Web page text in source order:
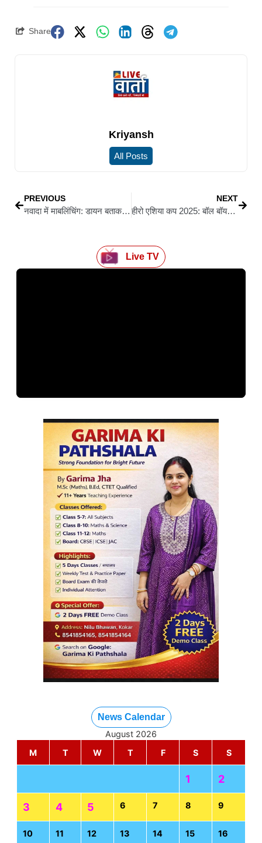
Share
Kriyansh
All Posts
PREVIOUS
नवादा में माबलिंचिंग: डायन बताकर वृद्ध दंपती पर बर्बर हमला, पति की मौत…पत्नी गंभीर घायल
NEXT
हीरो एशिया कप 2025: बॉल बॉयज़ और बॉल गर्ल्स की भूमिका निभाएंगे बिहार के हॉकी प्रशिक्षु, राज्य खेल प्राधिकरण दे रहा विशेष प्रशिक्षण
Live TV
News Calendar
August 2026
M
T W T F S S
1 2
3 4 5 6 7 8 9
10 11 12 13 14 15 16